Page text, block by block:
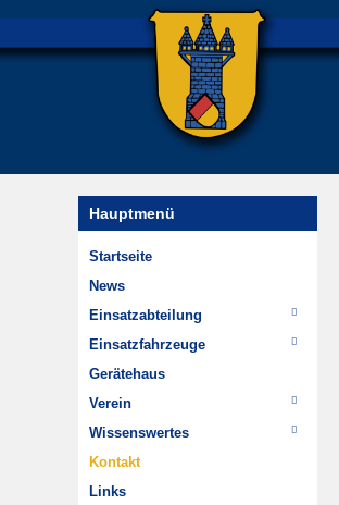
Hauptmenü
Startseite
News
Einsatzabteilung
Einsätze
Wehrführung
Im Wandel der Zeit
Highlights
Dienstplan
Einsatzfahrzeuge
TSF-W
MTW
Gerätehaus
Verein
Chronik
Jugendfeuerwehr
Minifeuerwehr
Wissenswertes
Hydrantenpläne erstellen
Über Steinheim
Kontakt
Links